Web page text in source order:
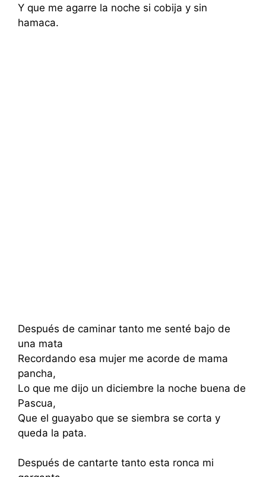
Y que me agarre la noche si cobija y sin
hamaca.
Después de caminar tanto me senté bajo de
una mata
Recordando esa mujer me acorde de mama
pancha,
Lo que me dijo un diciembre la noche buena de
Pascua,
Que el guayabo que se siembra se corta y
queda la pata.
Después de cantarte tanto esta ronca mi